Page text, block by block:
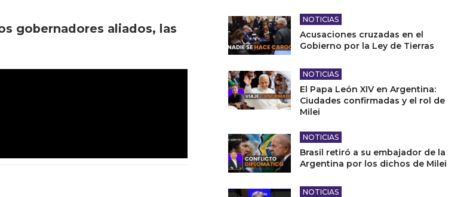
gobernadores aliados, las
NOTICIAS
Acusaciones cruzadas en el
Gobierno por la Ley de Tierras
NOTICIAS
El Papa León XIV en Argentina:
Ciudades confirmadas y el rol de
Milei
NOTICIAS
Brasil retiró a su embajador de la
Argentina por los dichos de Milei
NOTICIAS